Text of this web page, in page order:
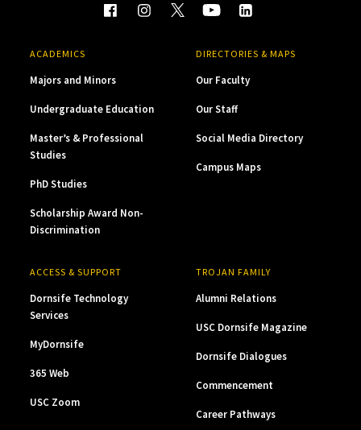
ACADEMICS
Majors and Minors
Undergraduate Education
Master’s & Professional
Studies
PhD Studies
Scholarship Award Non-
Discrimination
DIRECTORIES & MAPS
Our Faculty
Our Staff
Social Media Directory
Campus Maps
ACCESS & SUPPORT
Dornsife Technology
Services
MyDornsife
365 Web
USC Zoom
TROJAN FAMILY
Alumni Relations
USC Dornsife Magazine
Dornsife Dialogues
Commencement
Career Pathways